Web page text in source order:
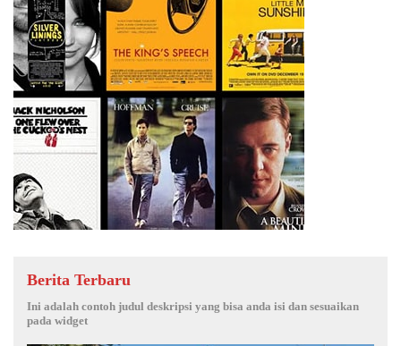
Berita Terbaru
Ini adalah contoh judul deskripsi yang bisa anda isi dan sesuaikan
pada widget